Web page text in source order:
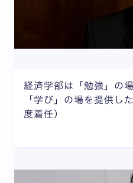
経済学部は「勉強」の
「学び」の場を提供し
度着任）